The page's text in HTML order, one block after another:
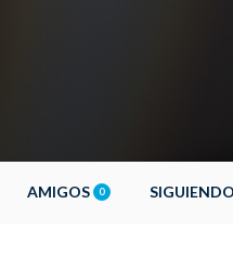
AMIGOS 0 SIGUIENDO